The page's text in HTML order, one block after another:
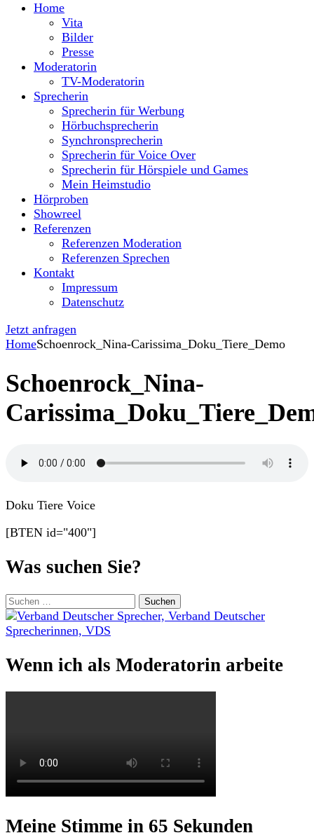
Home
Vita
Bilder
Presse
Moderatorin
TV-Moderatorin
Sprecherin
Sprecherin für Werbung
Hörbuchsprecherin
Synchronsprecherin
Sprecherin für Voice Over
Sprecherin für Hörspiele und Games
Mein Heimstudio
Hörproben
Showreel
Referenzen
Referenzen Moderation
Referenzen Sprechen
Kontakt
Impressum
Datenschutz
Jetzt anfragen
HomeSchoenrock_Nina-Carissima_Doku_Tiere_Demo
Schoenrock_Nina-
Doku Tiere Voice
[BTEN id="400"]
Was suchen Sie?
Suchen
nach:
Wenn ich als Moderatorin arbeite
Meine Stimme in 65 Sekunden